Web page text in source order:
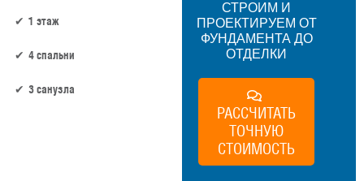
1 этаж
4 спальни
3 санузла
СТРОИМ И
ПРОЕКТИРУЕМ ОТ
ФУНДАМЕНТА ДО
ОТДЕЛКИ
РАССЧИТАТЬ
ТОЧНУЮ
СТОИМОСТЬ